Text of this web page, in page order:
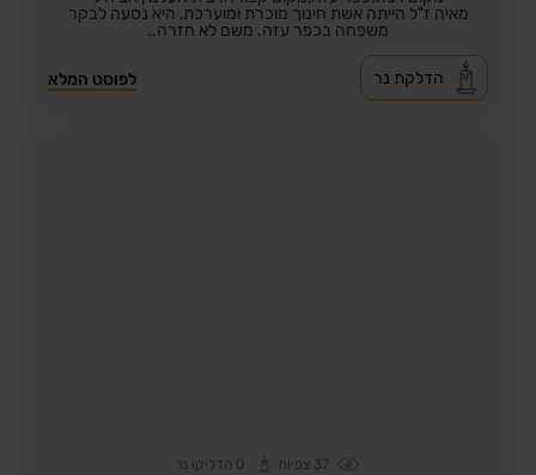
מאיה ז"ל הייתה אשת חינוך מוכרת ומוערכת, היא נסעה לבקר
משפחה בכפר עזה. משם לא חזרה..
לפוסט המלא הדלקת נר
37 צפיות 0 הדליקו נר